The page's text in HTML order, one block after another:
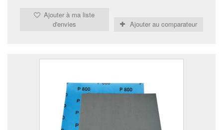
Ajouter à ma liste
d'envies
Ajouter au comparateur